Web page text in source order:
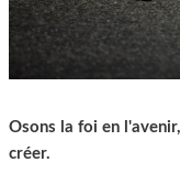
Osons la foi en
créer.